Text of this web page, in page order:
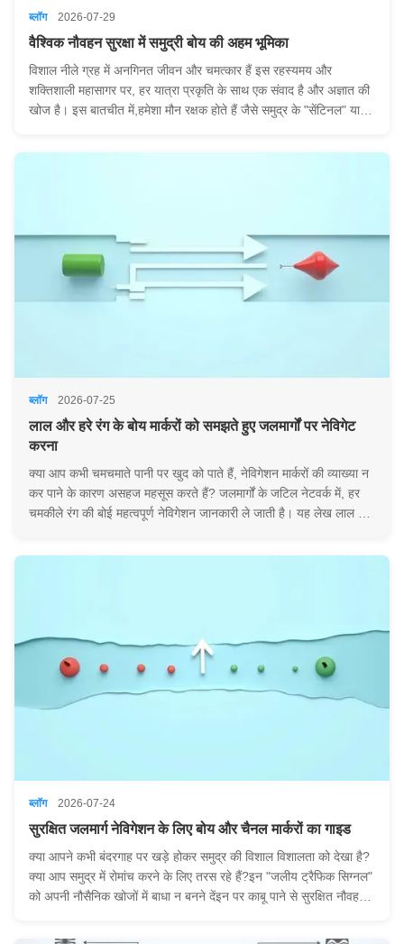
ब्लॉग 2026-07-29
वैश्विक नौवहन सुरक्षा में समुद्री बोय की अहम भूमिका
विशाल नीले ग्रह में अनगिनत जीवन और चमत्कार हैं इस रहस्यमय और
शक्तिशाली महासागर पर, हर यात्रा प्रकृति के साथ एक संवाद है और अज्ञात की
खोज है। इस बातचीत में,हमेशा मौन रक्षक होते हैं जैसे समुद्र के "सेंटिनल" या दूर
व्यक्ति यह मान ...
ब्लॉग 2026-07-25
लाल और हरे रंग के बोय मार्करों को समझते हुए जलमार्गों पर नेविगेट
करना
क्या आप कभी चमचमाते पानी पर खुद को पाते हैं, नेविगेशन मार्करों की व्याख्या न
कर पाने के कारण असहज महसूस करते हैं? जलमार्गों के जटिल नेटवर्क में, हर
चमकीले रंग की बोई महत्वपूर्ण नेविगेशन जानकारी ले जाती है। यह लेख लाल और
...
ब्लॉग 2026-07-24
सुरक्षित जलमार्ग नेविगेशन के लिए बोय और चैनल मार्करों का गाइड
क्या आपने कभी बंदरगाह पर खड़े होकर समुद्र की विशाल विशालता को देखा है?
क्या आप समुद्र में रोमांच करने के लिए तरस रहे हैं?इन "जलीय ट्रैफिक सिग्नल"
को अपनी नौसैनिक खोजों में बाधा न बनने देंइन पर काबू पाने से सुरक्षित नौवहन
कि आप खु...